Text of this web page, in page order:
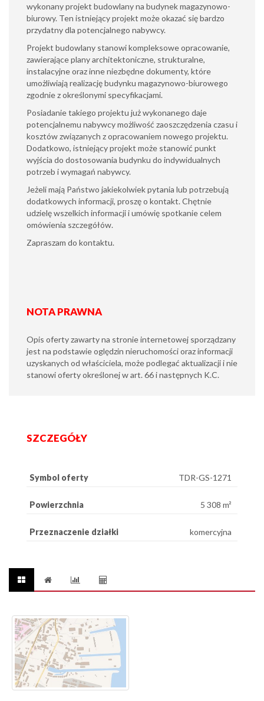
wykonany projekt budowlany na budynek magazynowo-
biurowy. Ten istniejący projekt może okazać się bardzo
przydatny dla potencjalnego nabywcy.
Projekt budowlany stanowi kompleksowe opracowanie,
zawierające plany architektoniczne, strukturalne,
instalacyjne oraz inne niezbędne dokumenty, które
umożliwiają realizację budynku magazynowo-biurowego
zgodnie z określonymi specyfikacjami.
Posiadanie takiego projektu już wykonanego daje
potencjalnemu nabywcy możliwość zaoszczędzenia czasu i
kosztów związanych z opracowaniem nowego projektu.
Dodatkowo, istniejący projekt może stanowić punkt
wyjścia do dostosowania budynku do indywidualnych
potrzeb i wymagań nabywcy.
Jeżeli mają Państwo jakiekolwiek pytania lub potrzebują
dodatkowych informacji, proszę o kontakt. Chętnie
udzielę wszelkich informacji i umówię spotkanie celem
omówienia szczegółów.
Zapraszam do kontaktu.
NOTA PRAWNA
Opis oferty zawarty na stronie internetowej sporządzany
jest na podstawie oględzin nieruchomości oraz informacji
uzyskanych od właściciela, może podlegać aktualizacji i nie
stanowi oferty określonej w art. 66 i następnych K.C.
SZCZEGÓŁY
Symbol oferty TDR-GS-1271
Powierzchnia 5 308 m²
Przeznaczenie działki komercyjna